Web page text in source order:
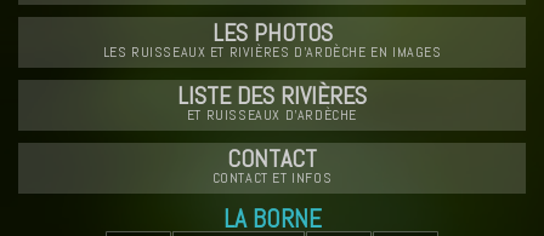
LES PHOTOS
LES RUISSEAUX ET RIVIÈRES D'ARDÈCHE EN IMAGES
LISTE DES RIVIÈRES
ET RUISSEAUX D'ARDÈCHE
CONTACT
CONTACT ET INFOS
LA BORNE